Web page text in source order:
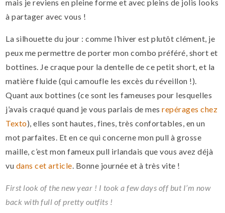
mais je reviens en pleine forme et avec pleins de jolis looks
à partager avec vous !
La silhouette du jour : comme l’hiver est plutôt clément, je
peux me permettre de porter mon combo préféré, short et
bottines. Je craque pour la dentelle de ce petit short, et la
matière fluide (qui camoufle les excès du réveillon !).
Quant aux bottines (ce sont les fameuses pour lesquelles
j’avais craqué quand je vous parlais de mesrepérages chez
Texto), elles sont hautes, fines, très confortables, en un
mot parfaites. Et en ce qui concerne mon pull à grosse
maille, c’est mon fameux pull irlandais que vous avez déjà
vu dans cet article. Bonne journée et à très vite !
First look of the new year ! I took a few days off but I’m now
back with full of pretty outfits !